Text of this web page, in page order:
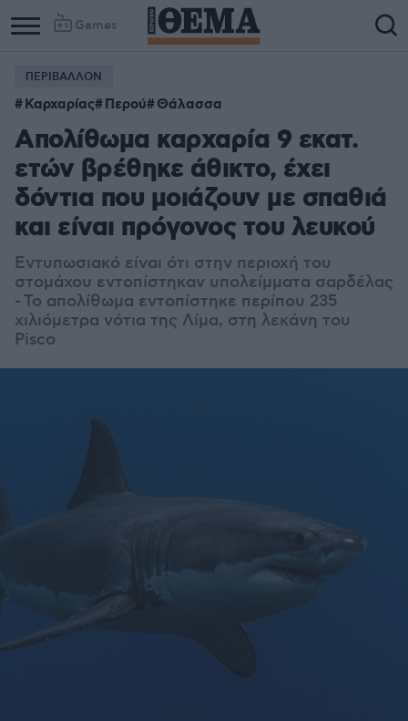
Games
ΠΕΡΙΒΑΛΛΟΝ
Καρχαρίας Περού Θάλασσα
Απολίθωμα καρχαρία 9 εκατ.
ετών βρέθηκε άθικτο, έχει
δόντια που μοιάζουν με σπαθιά
και είναι πρόγονος του λευκού
Εντυπωσιακό είναι ότι στην περιοχή του
στομάχου εντοπίστηκαν υπολείμματα σαρδέλας
- Το απολίθωμα εντοπίστηκε περίπου 235
χιλιόμετρα νότια της Λίμα, στη λεκάνη του
Pisco